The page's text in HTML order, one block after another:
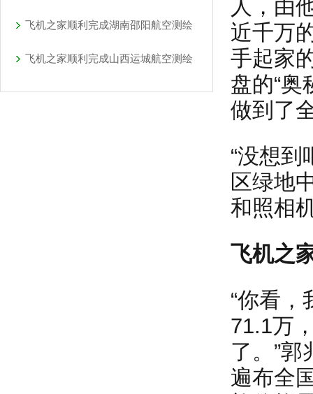
飞机之家顺利完成湖南邵阳航空测绘
飞机之家顺利完成山西运城航空测绘
人，由
近千万
手起家
盘的“奥
做到了
“没想到
区绿地
和照相
飞机之
“你看
71.1万
了。”
遍布全